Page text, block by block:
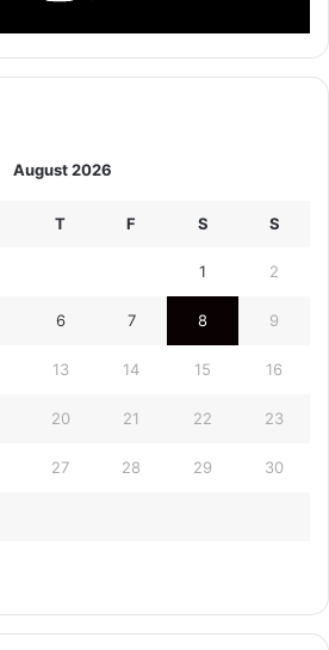
August 2026
T F S S
1 2
6 7 8 9
13 14 15 16
20 21 22 23
27 28 29 30